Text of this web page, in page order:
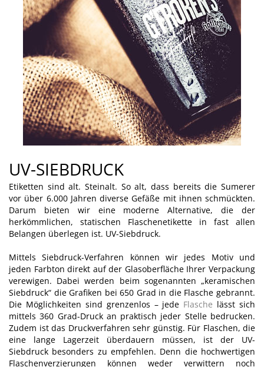
UV-SIEBDRUCK
Etiketten sind alt. Steinalt. So alt, dass bereits die Sumerer
vor über 6.000 Jahren diverse Gefäße mit ihnen schmückten.
Darum bieten wir eine moderne Alternative, die der
herkömmlichen, statischen Flaschenetikette in fast allen
Belangen überlegen ist. UV-Siebdruck.
Mittels Siebdruck-Verfahren können wir jedes Motiv und
jeden Farbton direkt auf der Glasoberfläche Ihrer Verpackung
verewigen. Dabei werden beim sogenannten „keramischen
Siebdruck“ die Grafiken bei 650 Grad in die Flasche gebrannt.
Die Möglichkeiten sind grenzenlos – jede Flasche lässt sich
mittels 360 Grad-Druck an praktisch jeder Stelle bedrucken.
Zudem ist das Druckverfahren sehr günstig. Für Flaschen, die
eine lange Lagerzeit überdauern müssen, ist der UV-
Siebdruck besonders zu empfehlen. Denn die hochwertigen
Flaschenverzierungen können weder verwittern noch